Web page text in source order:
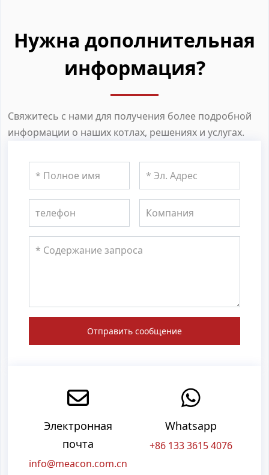
Нужна дополнительная
информация?
Свяжитесь с нами для получения более подробной
информации о наших котлах, решениях и услугах.
Отправить сообщение
Электронная
почта
info@meacon.com.cn
Whatsapp
+86 133 3615 4076